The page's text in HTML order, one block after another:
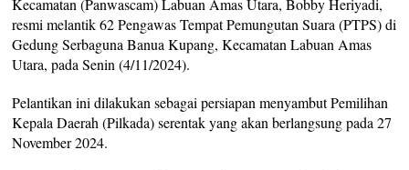
Kecamatan (Panwascam) Labuan Amas Utara, Bobby Heriyadi,
resmi melantik 62 Pengawas Tempat Pemungutan Suara (PTPS) di
Gedung Serbaguna Banua Kupang, Kecamatan Labuan Amas
Utara, pada Senin (4/11/2024).
Pelantikan ini dilakukan sebagai persiapan menyambut Pemilihan
Kepala Daerah (Pilkada) serentak yang akan berlangsung pada 27
November 2024.